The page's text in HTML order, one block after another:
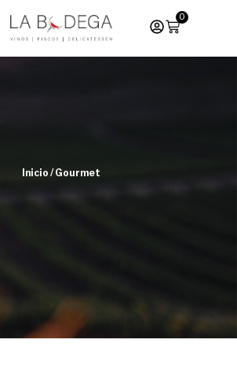
0
Inicio / Gourmet